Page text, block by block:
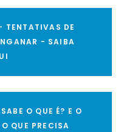
TENTATIVAS DE
- SAIBA
O QUE É? E O
QUE PRECISA